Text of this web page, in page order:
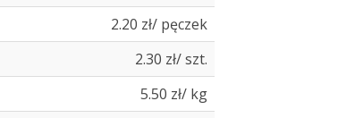
2.20 zł/ pęczek
2.30 zł/ szt.
5.50 zł/ kg